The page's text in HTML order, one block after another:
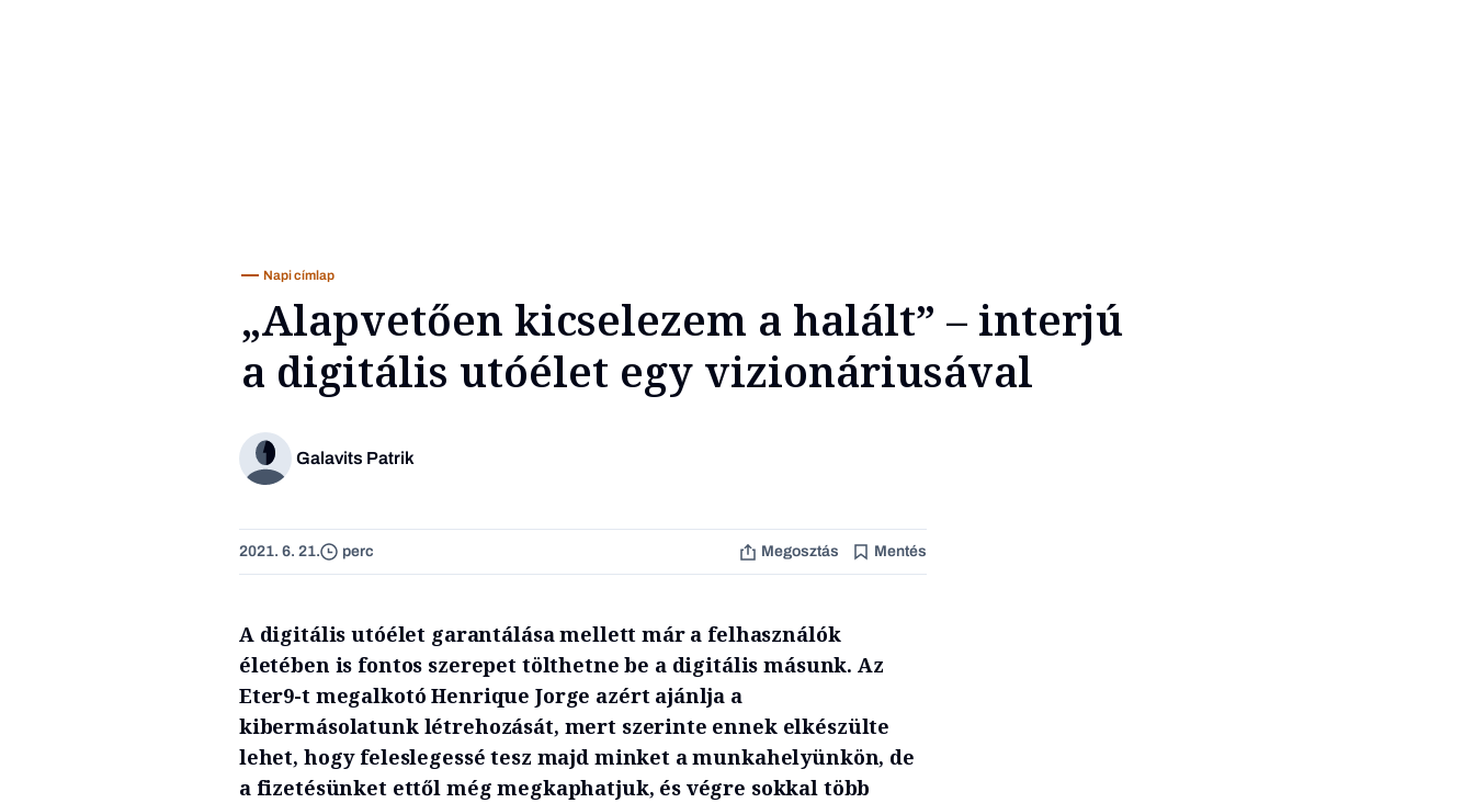
Napi címlap
„Alapvetően kicselezem a halált” – interjú
a digitális utóélet egy vizionáriusával
Galavits Patrik
2021. 6. 21. perc Megosztás Mentés
A digitális utóélet garantálása mellett már a felhasználók
életében is fontos szerepet tölthetne be a digitális másunk. Az
Eter9-t megalkotó Henrique Jorge azért ajánlja a
kibermásolatunk létrehozását, mert szerinte ennek elkészülte
lehet, hogy feleslegessé tesz majd minket a munkahelyünkön, de
a fizetésünket ettől még megkaphatjuk, és végre sokkal több